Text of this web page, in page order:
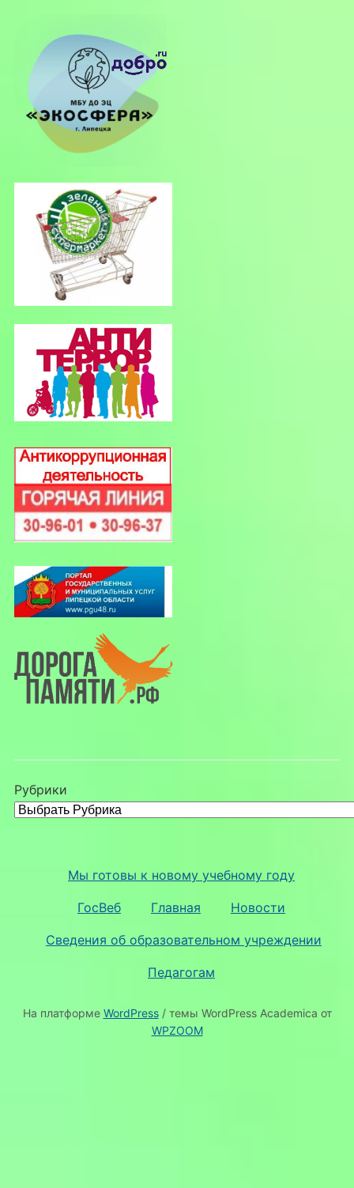
Рубрики
Мы готовы к новому учебному году
ГосВеб Главная Новости
Сведения об образовательном учреждении
Педагогам
На платформе WordPress/ темы WordPress Academica от
WPZOOM